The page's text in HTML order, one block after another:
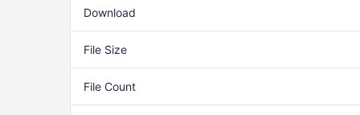
Download
File Size
File Count